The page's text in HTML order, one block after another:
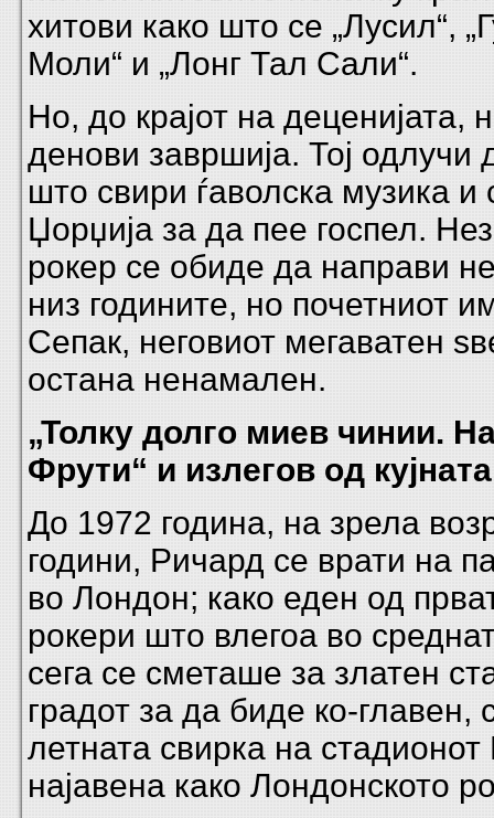
хитови како што се „Лусил“,
Моли“ и „Лонг Тал Сали“.
Но, до крајот на деценијата,
денови завршија. Тој одлучи
што свири ѓаволска музика
Џорџија за да пее госпел.
рокер се обиде да направи
низ годините, но почетниот
Сепак, неговиот мегаватен
остана ненамален.
„Толку долго миев чинии.
Фрути“ и излегов од
До 1972 година, на зрела
години, Ричард се врати на
во Лондон; како еден од
рокери што влегоа во
сега се сметаше за златен
градот за да биде ко-главен,
летната свирка на
најавена како Лондонското